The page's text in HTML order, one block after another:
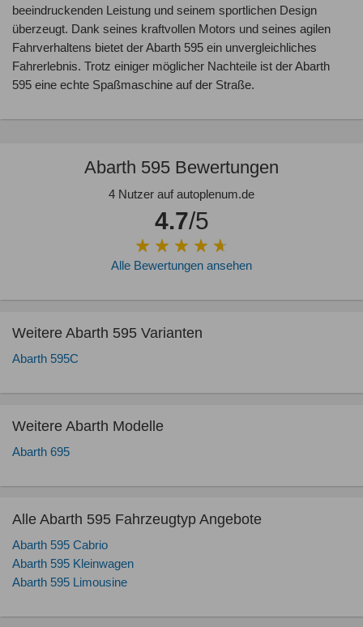
Abarth 595 Bewertungen
4 Nutzer auf autoplenum.de
4.7/5
Alle Bewertungen ansehen
Weitere Abarth 595 Varianten
Abarth 595C
Weitere Abarth Modelle
Abarth 695
Alle Abarth 595 Fahrzeugtyp Angebote
Abarth 595 Cabrio
Abarth 595 Kleinwagen
Abarth 595 Limousine
beeindruckenden Leistung und seinem sportlichen Design
überzeugt. Dank seines kraftvollen Motors und seines agilen
Fahrverhaltens bietet der Abarth 595 ein unvergleichliches
Fahrerlebnis. Trotz einiger möglicher Nachteile ist der Abarth
595 eine echte Spaßmaschine auf der Straße.